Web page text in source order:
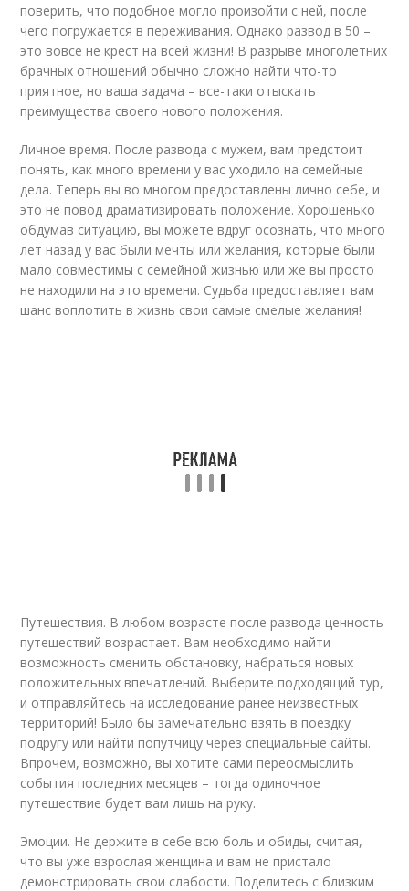
поверить, что подобное могло произойти с ней, после
чего погружается в переживания. Однако развод в 50 –
это вовсе не крест на всей жизни! В разрыве многолетних
брачных отношений обычно сложно найти что-то
приятное, но ваша задача – все-таки отыскать
преимущества своего нового положения.
Личное время. После развода с мужем, вам предстоит
понять, как много времени у вас уходило на семейные
дела. Теперь вы во многом предоставлены лично себе, и
это не повод драматизировать положение. Хорошенько
обдумав ситуацию, вы можете вдруг осознать, что много
лет назад у вас были мечты или желания, которые были
мало совместимы с семейной жизнью или же вы просто
не находили на это времени. Судьба предоставляет вам
шанс воплотить в жизнь свои самые смелые желания!
Путешествия. В любом возрасте после развода ценность
путешествий возрастает. Вам необходимо найти
возможность сменить обстановку, набраться новых
положительных впечатлений. Выберите подходящий тур,
и отправляйтесь на исследование ранее неизвестных
территорий! Было бы замечательно взять в поездку
подругу или найти попутчицу через специальные сайты.
Впрочем, возможно, вы хотите сами переосмыслить
события последних месяцев – тогда одиночное
путешествие будет вам лишь на руку.
Эмоции. Не держите в себе всю боль и обиды, считая,
что вы уже взрослая женщина и вам не пристало
демонстрировать свои слабости. Поделитесь с близким